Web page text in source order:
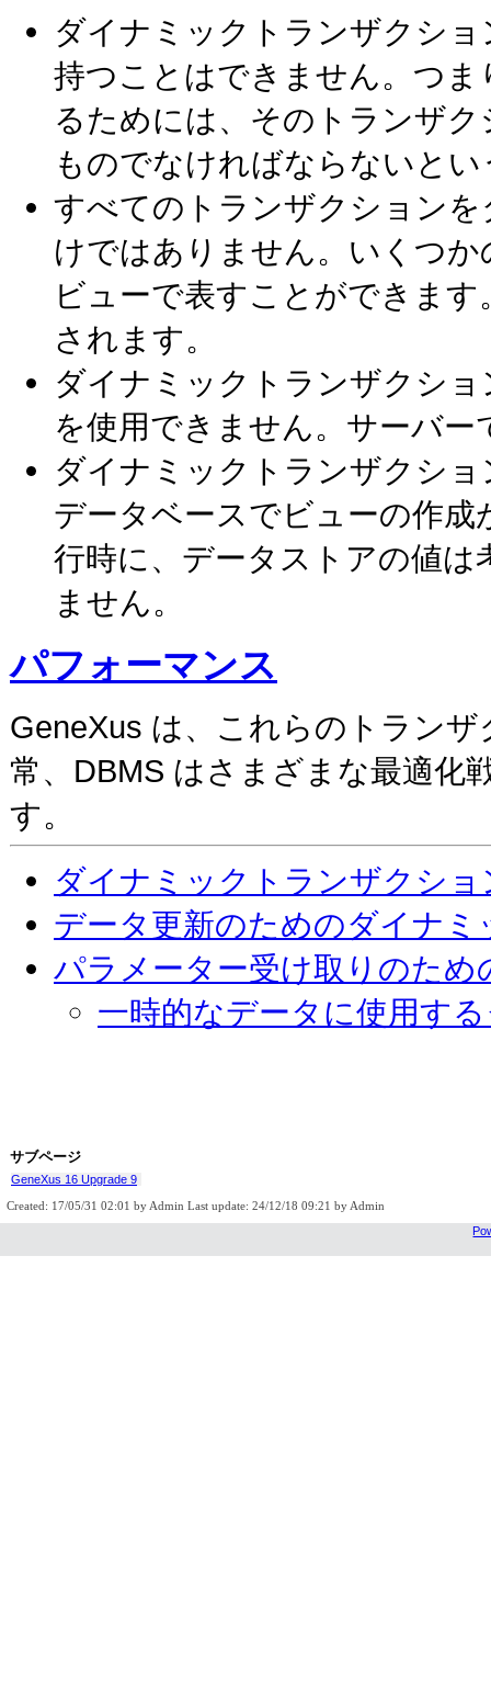
ダイナミックトランザクシ
持つことはできません。つ
るためには、そのトランザ
ものでなければならないと
すべてのトランザクション
けではありません。いくつ
ビューで表すことができま
されます。
ダイナミックトランザクシ
を使用できません。サーバ
ダイナミックトランザクシ
データベースでビューの作
行時に、データストアの値は
ません。
パフォーマンス
GeneXus は、これらのトラン
常、DBMS はさまざまな最適化
す。
ダイナミックトランザクショ
データ更新のためのダイナ
パラメーター受け取りのた
一時的なデータに使用す
サブページ
GeneXus 16 Upgrade 9
Created: 17/05/31 02:01 by Admin Last update: 24/12/18 09:21 by Admin